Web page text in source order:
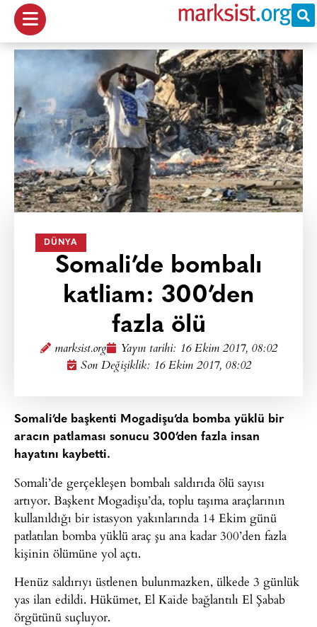
DÜNYA
Somali’de bombalı
katliam: 300’den
fazla ölü
marksist.org Yayın tarihi: 16 Ekim 2017, 08:02
Son Değişiklik: 16 Ekim 2017, 08:02
Somali’de başkenti Mogadişu’da bomba yüklü bir
aracın patlaması sonucu 300’den fazla insan
hayatını kaybetti.
Somali’de gerçekleşen bombalı saldırıda ölü sayısı
artıyor. Başkent Mogadişu’da, toplu taşıma araçlarının
kullanıldığı bir istasyon yakınlarında 14 Ekim günü
patlatılan bomba yüklü araç şu ana kadar 300’den fazla
kişinin ölümüne yol açtı.
Henüz saldırıyı üstlenen bulunmazken, ülkede 3 günlük
yas ilan edildi. Hükümet, El Kaide bağlantılı El Şabab
örgütünü suçluyor.